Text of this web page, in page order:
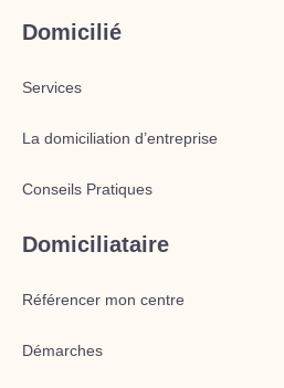
Domicilié
Services
La domiciliation d’entreprise
Conseils Pratiques
Domiciliataire
Référencer mon centre
Démarches